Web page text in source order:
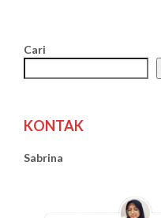
Cari
KONTAK
Sabrina